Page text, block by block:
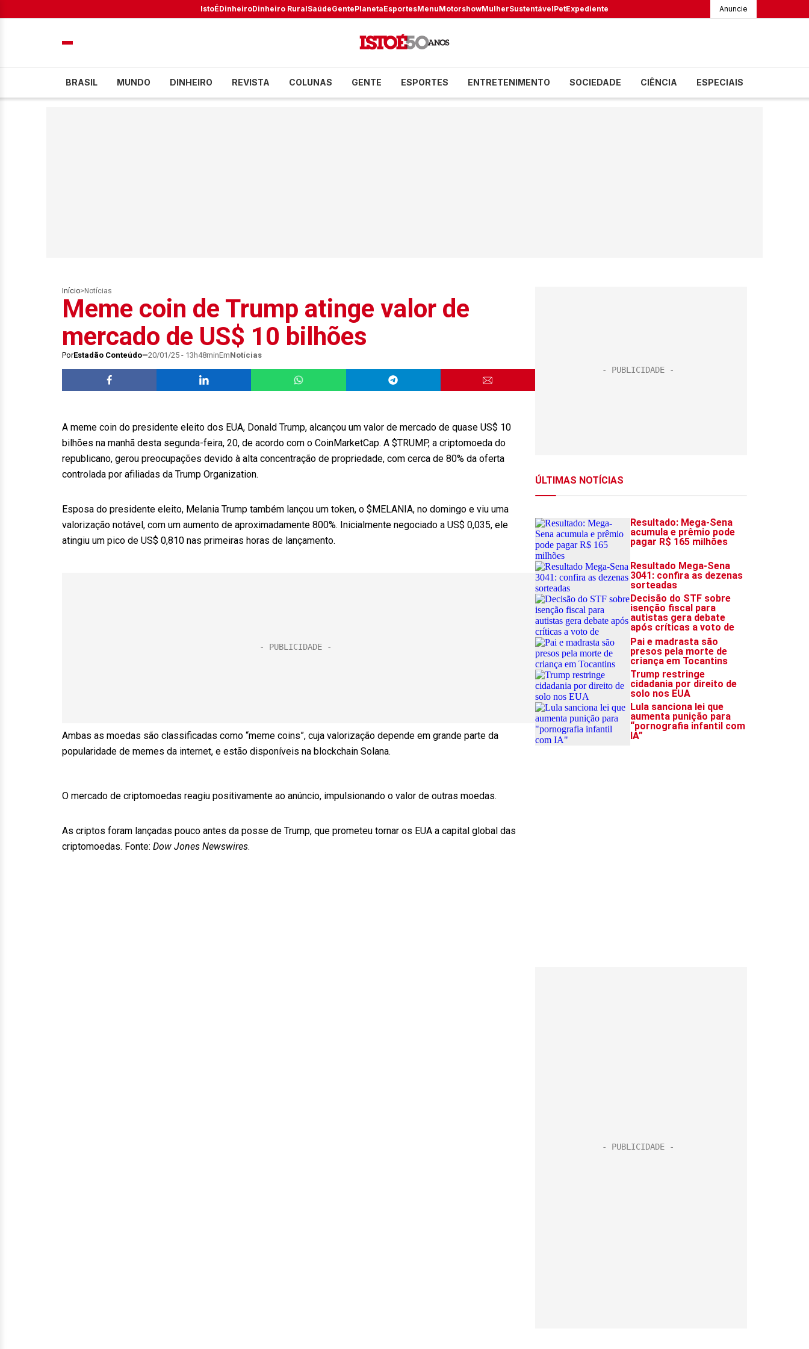
IstoÉDinheiroDinheiro RuralSaúdeGentePlanetaEsportesMenuMotorshowMulherSustentávelPetExpediente Anuncie
BRASIL MUNDO DINHEIRO REVISTA COLUNAS GENTE ESPORTES ENTRETENIMENTO SOCIEDADE CIÊNCIA ESPECIAIS
Início> Notícias
Meme coin de Trump atinge valor de
mercado de US$ 10 bilhões
PorEstadão Conteúdo 20/01/25 - 13h48minEmNotícias
A meme coin do presidente eleito dos EUA, Donald Trump, alcançou um valor de mercado de quase US$ 10
bilhões na manhã desta segunda-feira, 20, de acordo com o CoinMarketCap. A $TRUMP, a criptomoeda do
republicano, gerou preocupações devido à alta concentração de propriedade, com cerca de 80% da oferta
controlada por afiliadas da Trump Organization.
Esposa do presidente eleito, Melania Trump também lançou um token, o $MELANIA, no domingo e viu uma
valorização notável, com um aumento de aproximadamente 800%. Inicialmente negociado a US$ 0,035, ele
atingiu um pico de US$ 0,810 nas primeiras horas de lançamento.
Ambas as moedas são classificadas como “meme coins”, cuja valorização depende em grande parte da
popularidade de memes da internet, e estão disponíveis na blockchain Solana.
O mercado de criptomoedas reagiu positivamente ao anúncio, impulsionando o valor de outras moedas.
As criptos foram lançadas pouco antes da posse de Trump, que prometeu tornar os EUA a capital global das
criptomoedas. Fonte: Dow Jones Newswires.